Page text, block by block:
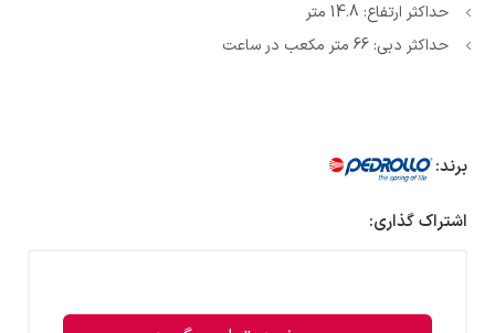
حداکثر ارتفاع: 14.8 متر
حداکثر دبی: 66 متر مکعب در ساعت
برند:
اشتراک گذاری: